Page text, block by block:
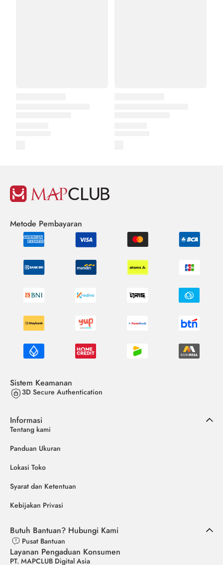
Metode Pembayaran
Sistem Keamanan
3D Secure Authentication
Informasi
Tentang kami
Panduan Ukuran
Lokasi Toko
Syarat dan Ketentuan
Kebijakan Privasi
Butuh Bantuan? Hubungi Kami
Pusat Bantuan
Layanan Pengaduan Konsumen
PT. MAPCLUB Digital Asia